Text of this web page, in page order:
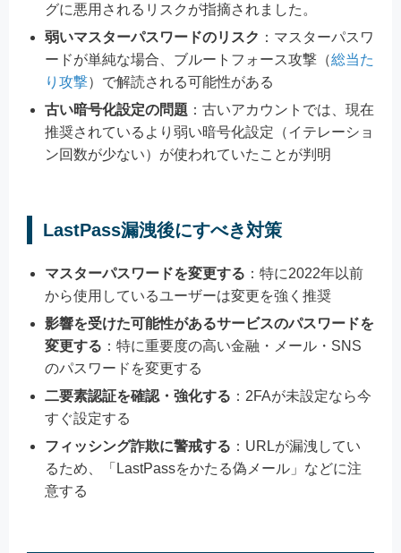
グに悪用されるリスクが指摘されました。
弱いマスターパスワードのリスク ：マスターパスワ
ードが単純な場合、ブルートフォース攻撃（総当た
り攻撃）で解読される可能性がある
古い暗号化設定の問題 ：古いアカウントでは、現在
推奨されているより弱い暗号化設定（イテレーショ
ン回数が少ない）が使われていたことが判明
LastPass漏洩後にすべき対策
マスターパスワードを変更する ：特に2022年以前
から使用しているユーザーは変更を強く推奨
影響を受けた可能性があるサービスのパスワードを
変更する ：特に重要度の高い金融・メール・SNS
のパスワードを変更する
二要素認証を確認・強化する ：2FAが未設定なら今
すぐ設定する
フィッシング詐欺に警戒する ：URLが漏洩してい
るため、「LastPassをかたる偽メール」などに注
意する